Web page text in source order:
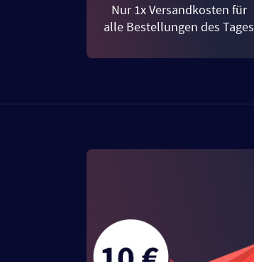
Nur 1x Versandkosten für
alle Bestellungen des Tages